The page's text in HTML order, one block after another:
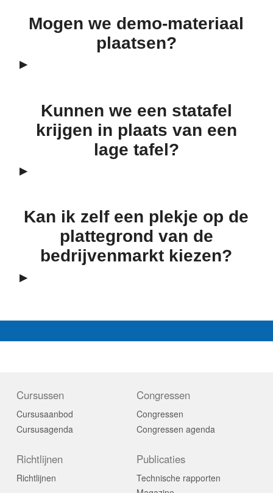
Mogen we demo-materiaal
plaatsen?
Kunnen we een statafel
krijgen in plaats van een
lage tafel?
Kan ik zelf een plekje op de
plattegrond van de
bedrijvenmarkt kiezen?
Cursussen
Cursusaanbod
Cursusagenda
Congressen
Congressen
Congressen agenda
Richtlijnen
Richtlijnen
Publicaties
Technische rapporten